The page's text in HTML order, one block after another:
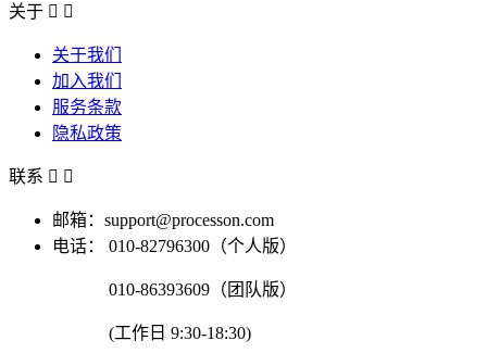
关于  
关于我们
加入我们
服务条款
隐私政策
联系  
邮箱：support@processon.com
电话：
010-82796300（个人版）
010-86393609（团队版）
(工作日 9:30-18:30)